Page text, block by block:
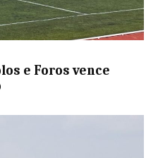
e Foros vence